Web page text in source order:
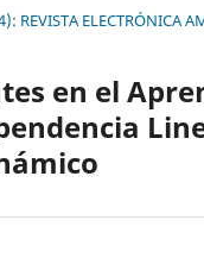
REVISTA ELECTRÓNICA
en el